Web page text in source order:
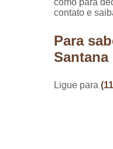
contato e
Para
Santana
Ligue para